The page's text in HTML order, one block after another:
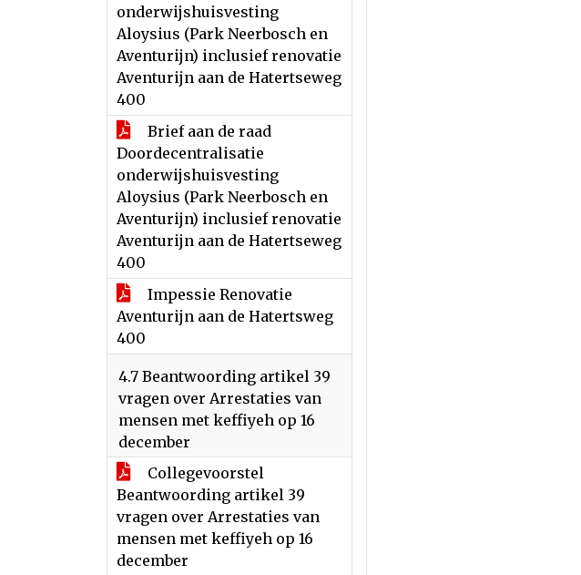
onderwijshuisvesting
Aloysius (Park Neerbosch en
Aventurijn) inclusief renovatie
Aventurijn aan de Hatertseweg
400
Brief aan de raad
Doordecentralisatie
onderwijshuisvesting
Aloysius (Park Neerbosch en
Aventurijn) inclusief renovatie
Aventurijn aan de Hatertseweg
400
Impessie Renovatie
Aventurijn aan de Hatertsweg
400
4.7 Beantwoording artikel 39
vragen over Arrestaties van
mensen met keffiyeh op 16
december
Collegevoorstel
Beantwoording artikel 39
vragen over Arrestaties van
mensen met keffiyeh op 16
december